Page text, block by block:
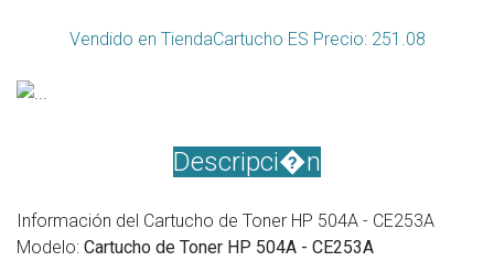
Vendido en TiendaCartucho ES Precio: 251.08
Descripci�n
Información del Cartucho de Toner HP 504A - CE253A
Modelo: Cartucho de Toner HP 504A - CE253A